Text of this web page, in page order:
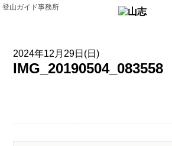
登山ガイド事務所
2024年12月29日(日)
IMG_20190504_083558